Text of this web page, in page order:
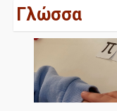
Γλώσσα